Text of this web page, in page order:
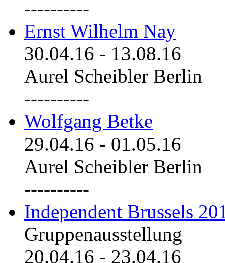
----------
Ernst Wilhelm Nay
30.04.16 - 13.08.16
Aurel Scheibler Berlin
----------
Wolfgang Betke
29.04.16 - 01.05.16
Aurel Scheibler Berlin
----------
Independent Brussels
Gruppenausstellung
20.04.16 - 23.04.16